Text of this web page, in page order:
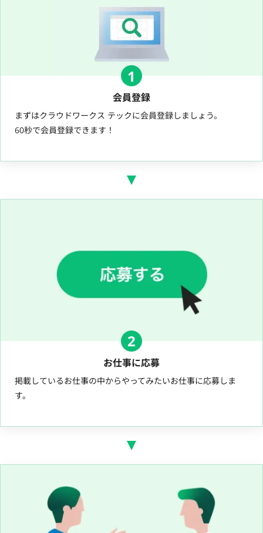
1
会員登録
まずはクラウドワークス テックに会員登録しましょう。
60秒で会員登録できます！
2
お仕事に応募
掲載しているお仕事の中からやってみたいお仕事に応募しま
す。